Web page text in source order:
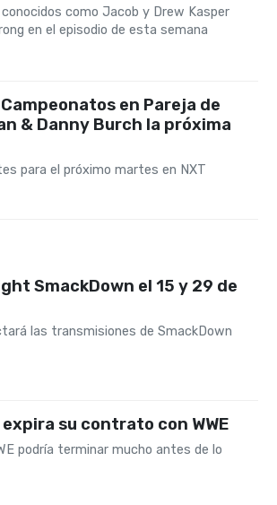
como Jacob y Drew Kasper
en el episodio de esta semana
en Pareja de
& Danny Burch la próxima
para el próximo martes en NXT
SmackDown el 15 y 29 de
las transmisiones de SmackDown
su contrato con WWE
podría terminar mucho antes de lo